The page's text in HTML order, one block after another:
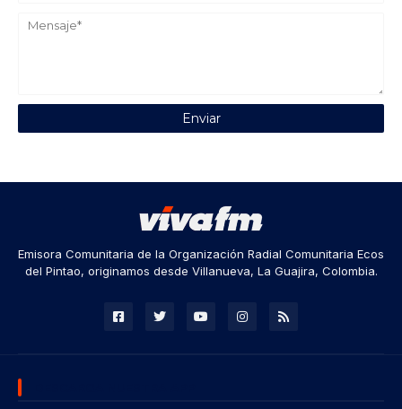
Emisora Comunitaria de la Organización Radial Comunitaria Ecos
del Pintao, originamos desde Villanueva, La Guajira, Colombia.